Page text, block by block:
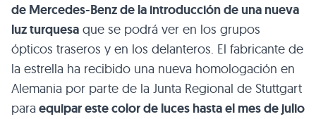
de Mercedes-Benz de la introducción de una nueva
luz turquesa que se podrá ver en los grupos
ópticos traseros y en los delanteros. El fabricante de
la estrella ha recibido una nueva homologación en
Alemania por parte de la Junta Regional de Stuttgart
para equipar este color de luces hasta el mes de julio